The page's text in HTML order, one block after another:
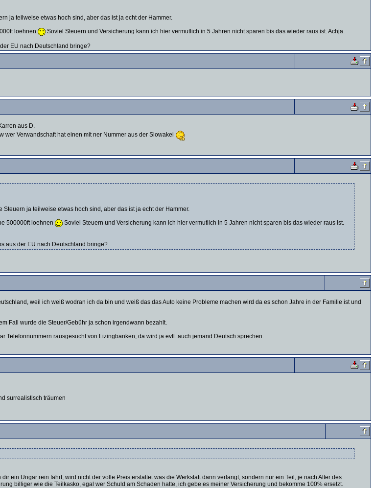
ja teilweise etwas hoch sind, aber das ist ja echt der Hammer.
loehnen Soviel Steuern und Versicherung kann ich hier vermutlich in 5 Jahren nicht sparen bis das wieder raus ist. Achja.
EU nach Deutschland bringe?
aus D.
wer Verwandschaft hat einen mit ner Nummer aus der Slowakei
ja teilweise etwas hoch sind, aber das ist ja echt der Hammer.
500000ft loehnen
Soviel Steuern und Versicherung kann ich hier vermutlich in 5 Jahren nicht sparen bis das wieder raus ist.
aus der EU nach Deutschland bringe?
weil ich weiß wodran ich da bin und weiß das das Auto keine Probleme machen wird da es schon Jahre in der Familie ist und
Fall wurde die Steuer/Gebühr ja schon irgendwann bezahlt.
Telefonnummern rausgesucht von Lizingbanken, da wird ja evtl. auch jemand Deutsch sprechen.
surrealistisch träumen
ein Ungar rein fährt, wird nicht der volle Preis erstattet was die Werkstatt dann verlangt, sondern nur ein Teil, je nach Alter des
billiger wie die Teilkasko, egal wer Schuld am Schaden hatte, ich gebe es meiner Versicherung und bekomme 100% ersetzt.